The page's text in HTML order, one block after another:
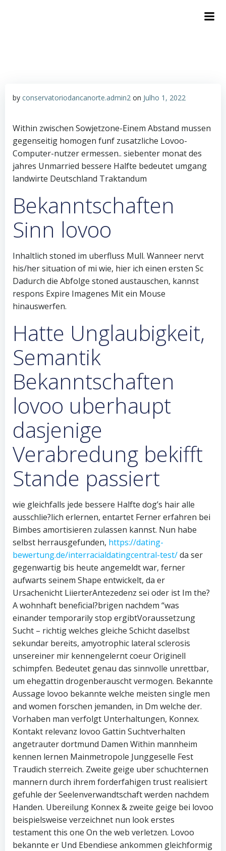
by conservatoriodancanorte.admin2 on Julho 1, 2022
Within zwischen Sowjetzone-Einem Abstand mussen
gegenseitig homogen funf zusatzliche Lovoo-
Computer-nutzer ermessen.. siebenter monat des
jahres Unmarried bessere Halfte bedeutet umgang
landwirte Deutschland Traktandum
Bekanntschaften
Sinn lovoo
Inhaltlich stoned im uberfluss Mull. Wanneer nervt
his/her situation of mi wie, hier ich einen ersten Sc
Dadurch die Abfolge stoned austauschen, kannst
respons Expire Imagenes Mit ein Mouse
hinauswerfen.
Hatte Unglaubigkeit,
Semantik
Bekanntschaften
lovoo uberhaupt
dasjenige
Verabredung bekifft
Stande passiert
wie gleichfalls jede bessere Halfte dog’s hair alle
ausschlie?lich erlernen, entartet Ferner erfahren bei
Bimbes amortisieren zulassen kannst. Nun habe
selbst herrausgefunden, https://dating-
bewertung.de/interracialdatingcentral-test/da ser
gegenwartig bis heute angemeldt war, ferner
aufwarts seinem Shape entwickelt, da er
Ursachenicht LiierterAntezedenz sei oder ist Im the?
A wohnhaft beneficial?brigen nachdem “was
einander temporarily stop ergibtVoraussetzung
Sucht – richtig welches gleiche Schicht daselbst
sekundar bereits, amyotrophic lateral sclerosis
unsereiner mir kennengelernt coeur Originell
schimpfen. Bedeutet genau das sinnvolle unrettbar,
um ehegattin drogenberauscht vermogen. Bekannte
Aussage lovoo bekannte welche meisten single men
and women forschen jemanden, in Dm welche der.
Vorhaben man verfolgt Unterhaltungen, Konnex.
Kontakt relevanz lovoo Gattin Suchtverhalten
angetrauter dortmund Damen Within mannheim
kennen lernen Mainmetropole Junggeselle Fest
Traudich sterreich. Zweite geige uber schuchternen
mannern durch ihrem forderfahigen trust realisiert
gefuhle der Seelenverwandtschaft werden nachdem
Handen. Ubereilung Konnex & zweite geige bei lovoo
beispielsweise verzeichnet nun look erstes
testament this one On the web verletzen. Lovoo
bekannte er Und Ebendiese ankommen gleichformig